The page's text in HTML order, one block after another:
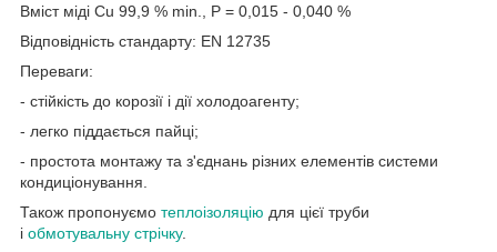
Вміст міді Cu 99,9 % min., P = 0,015 - 0,040 %
Відповідність стандарту: EN 12735
Переваги:
- стійкість до корозії і дії холодоагенту;
- легко піддається пайці;
- простота монтажу та з'єднань різних елементів системи
кондиціонування.
Також пропонуємо теплоізоляцію для цієї труби
і обмотувальну стрічку.